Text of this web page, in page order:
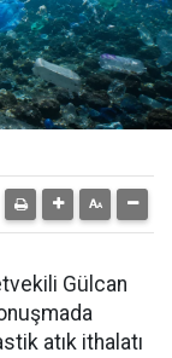
Gülcan
atık ithalatı